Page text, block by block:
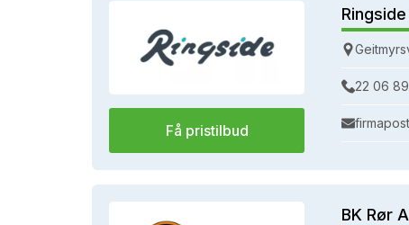
Få pristilbud
22 06
BK Rør